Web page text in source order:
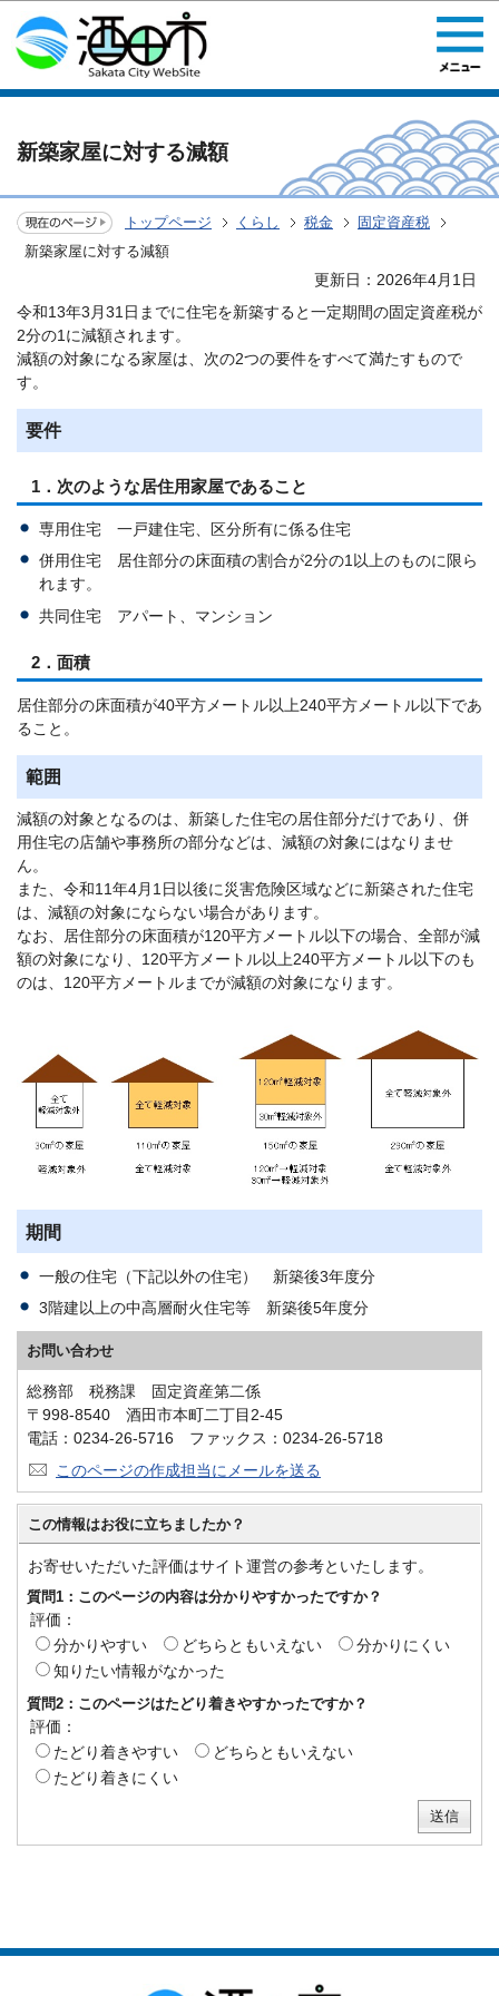
このページの本文へ移動
新築家屋に対する減額
トップページ くらし 税金
固定資産税
新築家屋に対する減額
更新日：2026年4月1日
令和13年3月31日までに住宅を新築すると一定期間の固定資産税が
2分の1に減額されます。
減額の対象になる家屋は、次の2つの要件をすべて満たすもので
す。
要件
1．次のような居住用家屋であること
専用住宅 一戸建住宅、区分所有に係る住宅
併用住宅 居住部分の床面積の割合が2分の1以上のものに限ら
れます。
共同住宅 アパート、マンション
2．面積
居住部分の床面積が40平方メートル以上240平方メートル以下であ
ること。
範囲
減額の対象となるのは、新築した住宅の居住部分だけであり、併
用住宅の店舗や事務所の部分などは、減額の対象にはなりませ
ん。
また、令和11年4月1日以後に災害危険区域などに新築された住宅
は、減額の対象にならない場合があります。
なお、居住部分の床面積が120平方メートル以下の場合、全部が減
額の対象になり、120平方メートル以上240平方メートル以下のも
のは、120平方メートルまでが減額の対象になります。
期間
一般の住宅（下記以外の住宅） 新築後3年度分
3階建以上の中高層耐火住宅等 新築後5年度分
お問い合わせ
総務部 税務課 固定資産第二係
〒998-8540 酒田市本町二丁目2-45
電話：0234-26-5716 ファックス：0234-26-5718
このページの作成担当にメールを送る
この情報はお役に立ちましたか？
お寄せいただいた評価はサイト運営の参考といたします。
質問1：このページの内容は分かりやすかったですか？
評価：
分かりやすい
どちらともいえない
分かりにくい
知りたい情報がなかった
質問2：このページはたどり着きやすかったですか？
評価：
たどり着きやすい
どちらともいえない
たどり着きにくい